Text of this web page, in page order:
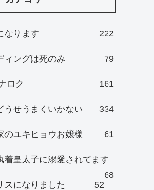
なります 222
ングは死のみ 79
ロク 161
せうまくいかない 334
ユキヒョウお嬢様 61
皇太子に溺愛されてます
68
になりました
52